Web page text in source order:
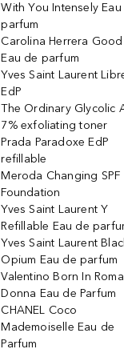
With You Intensely Eau
parfum
Carolina Herrera Good
Eau de parfum
Yves Saint Laurent
EdP
The Ordinary Glycolic
7% exfoliating toner
Prada Paradoxe EdP
refillable
Meroda Changing SPF
Foundation
Yves Saint Laurent Y
Refillable Eau de
Yves Saint Laurent
Opium Eau de parfum
Valentino Born In Roma
Donna Eau de Parfum
CHANEL Coco
Mademoiselle Eau de
Parfum